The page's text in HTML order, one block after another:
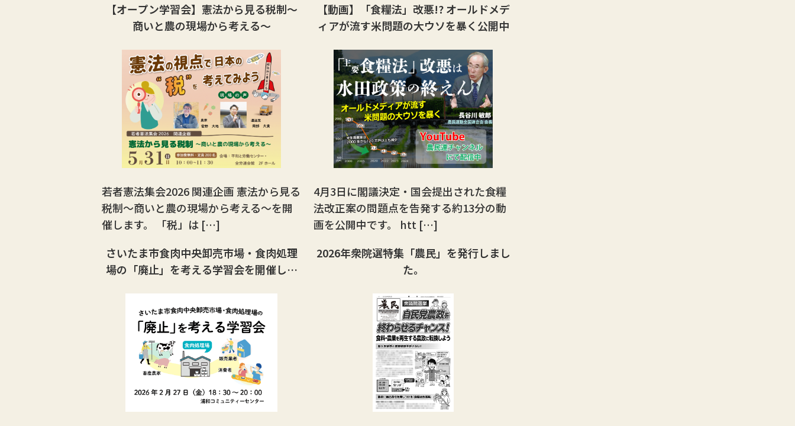
【オープン学習会】憲法から見る税制〜
商いと農の現場から考える〜
若者憲法集会2026 関連企画 憲法から見る
税制〜商いと農の現場から考える〜を開
催します。 「税」は […]
【動画】「食糧法」改悪!? オールドメデ
ィアが流す米問題の大ウソを暴く公開中
4月3日に閣議決定・国会提出された食糧
法改正案の問題点を告発する約13分の動
画を公開中です。 htt […]
さいたま市食肉中央卸売市場・食肉処理
場の「廃止」を考える学習会を開催しま
2026年衆院選特集「農民」を発行しまし
た。